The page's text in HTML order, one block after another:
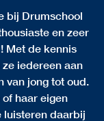
bij Drumschool
en zeer
Met de kennis
iedereen aan
van jong tot oud.
haar eigen
luisteren daarbij